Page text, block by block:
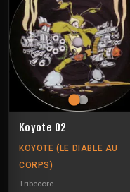
Koyote 02
KOYOTE (LE DIABLE AU
CORPS)
Tribecore